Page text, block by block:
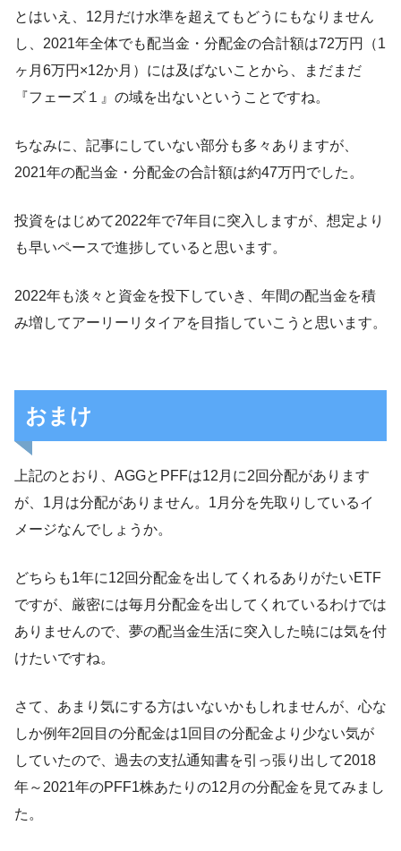
とはいえ、12月だけ水準を超えてもどうにもなりません
し、2021年全体でも配当金・分配金の合計額は72万円（1
ヶ月6万円×12か月）には及ばないことから、まだまだ
『フェーズ１』の域を出ないということですね。
ちなみに、記事にしていない部分も多々ありますが、
2021年の配当金・分配金の合計額は約47万円でした。
投資をはじめて2022年で7年目に突入しますが、想定より
も早いペースで進捗していると思います。
2022年も淡々と資金を投下していき、年間の配当金を積
み増してアーリーリタイアを目指していこうと思います。
おまけ
上記のとおり、AGGとPFFは12月に2回分配があります
が、1月は分配がありません。1月分を先取りしているイ
メージなんでしょうか。
どちらも1年に12回分配金を出してくれるありがたいETF
ですが、厳密には毎月分配金を出してくれているわけでは
ありませんので、夢の配当金生活に突入した暁には気を付
けたいですね。
さて、あまり気にする方はいないかもしれませんが、心な
しか例年2回目の分配金は1回目の分配金より少ない気が
していたので、過去の支払通知書を引っ張り出して2018
年～2021年のPFF1株あたりの12月の分配金を見てみまし
た。